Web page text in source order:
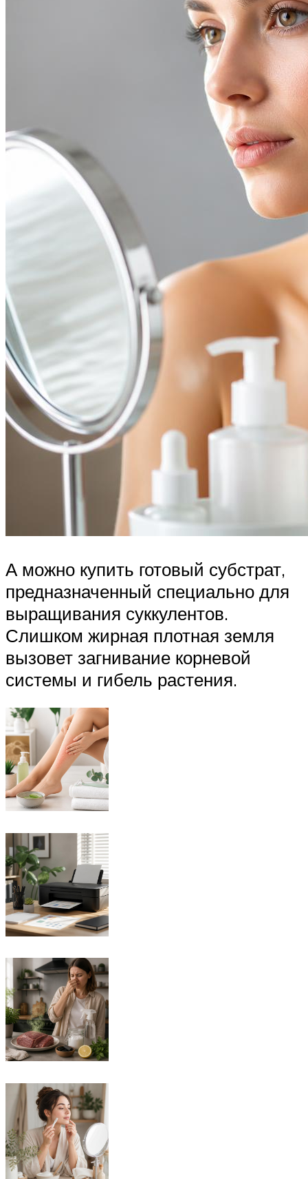
А можно купить готовый субстрат,
предназначенный специально для
выращивания суккулентов.
Слишком жирная плотная земля
вызовет загнивание корневой
системы и гибель растения.